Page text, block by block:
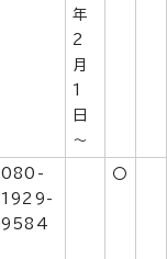
年
2
月
1
日
～
080-
1929-
9584
〇